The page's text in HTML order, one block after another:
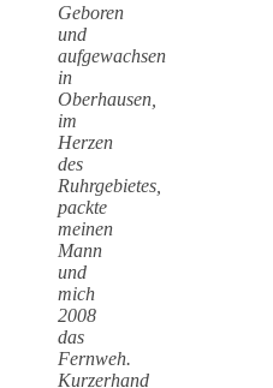
Geboren
und
aufgewachsen
in
Oberhausen,
im
Herzen
des
Ruhrgebietes,
packte
meinen
Mann
und
mich
2008
das
Fernweh.
Kurzerhand